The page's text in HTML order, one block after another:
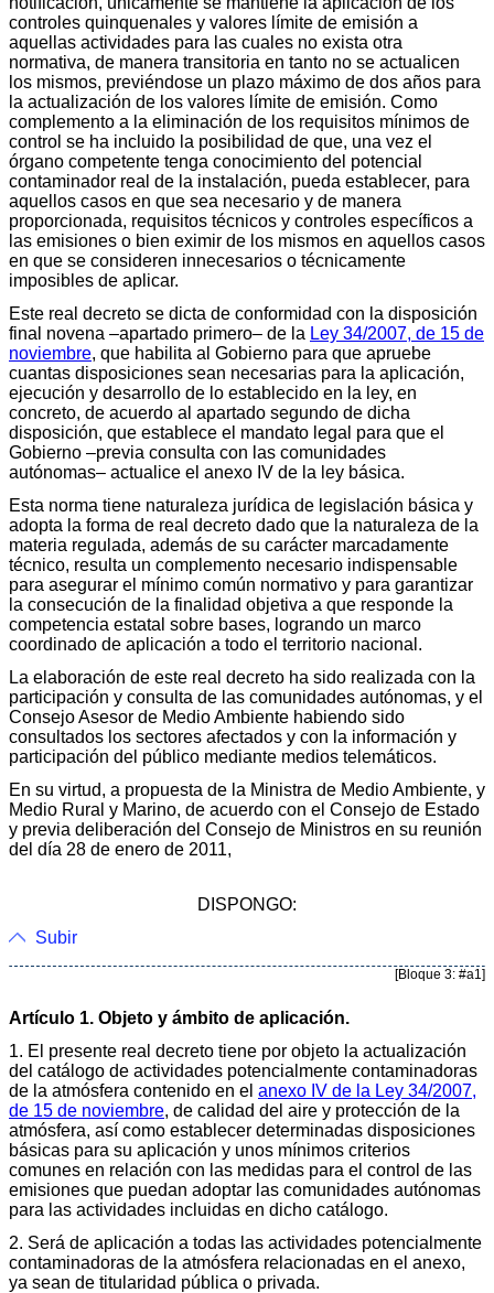
controles quinquenales y valores límite de emisión a
aquellas actividades para las cuales no exista otra
normativa, de manera transitoria en tanto no se actualicen
los mismos, previéndose un plazo máximo de dos años para
la actualización de los valores límite de emisión. Como
complemento a la eliminación de los requisitos mínimos de
control se ha incluido la posibilidad de que, una vez el
órgano competente tenga conocimiento del potencial
contaminador real de la instalación, pueda establecer, para
aquellos casos en que sea necesario y de manera
proporcionada, requisitos técnicos y controles específicos a
las emisiones o bien eximir de los mismos en aquellos casos
en que se consideren innecesarios o técnicamente
imposibles de aplicar.
Este real decreto se dicta de conformidad con la disposición
final novena –apartado primero– de la Ley 34/2007, de 15 de
noviembre, que habilita al Gobierno para que apruebe
cuantas disposiciones sean necesarias para la aplicación,
ejecución y desarrollo de lo establecido en la ley, en
concreto, de acuerdo al apartado segundo de dicha
disposición, que establece el mandato legal para que el
Gobierno –previa consulta con las comunidades
autónomas– actualice el anexo IV de la ley básica.
Esta norma tiene naturaleza jurídica de legislación básica y
adopta la forma de real decreto dado que la naturaleza de la
materia regulada, además de su carácter marcadamente
técnico, resulta un complemento necesario indispensable
para asegurar el mínimo común normativo y para garantizar
la consecución de la finalidad objetiva a que responde la
competencia estatal sobre bases, logrando un marco
coordinado de aplicación a todo el territorio nacional.
La elaboración de este real decreto ha sido realizada con la
participación y consulta de las comunidades autónomas, y el
Consejo Asesor de Medio Ambiente habiendo sido
consultados los sectores afectados y con la información y
participación del público mediante medios telemáticos.
En su virtud, a propuesta de la Ministra de Medio Ambiente, y
Medio Rural y Marino, de acuerdo con el Consejo de Estado
y previa deliberación del Consejo de Ministros en su reunión
del día 28 de enero de 2011,
DISPONGO:
Subir
[Bloque 3: #a1]
Artículo 1. Objeto y ámbito de aplicación.
1. El presente real decreto tiene por objeto la actualización
del catálogo de actividades potencialmente contaminadoras
de la atmósfera contenido en el anexo IV de la Ley 34/2007,
de 15 de noviembre, de calidad del aire y protección de la
atmósfera, así como establecer determinadas disposiciones
básicas para su aplicación y unos mínimos criterios
comunes en relación con las medidas para el control de las
emisiones que puedan adoptar las comunidades autónomas
para las actividades incluidas en dicho catálogo.
2. Será de aplicación a todas las actividades potencialmente
contaminadoras de la atmósfera relacionadas en el anexo,
ya sean de titularidad pública o privada.